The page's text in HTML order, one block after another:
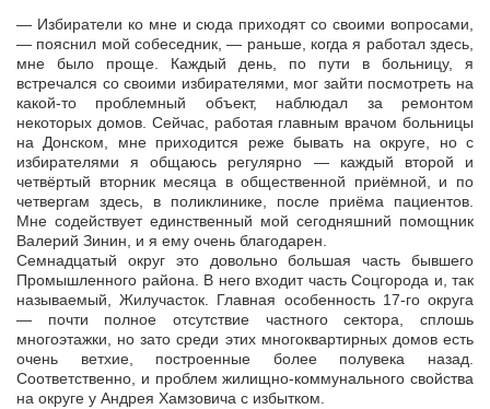
— Избиратели ко мне и сюда приходят со своими вопросами,
— пояснил мой собеседник, — раньше, когда я работал здесь,
мне было проще. Каждый день, по пути в больницу, я
встречался со своими избирателями, мог зайти посмотреть на
какой-то проблемный объект, наблюдал за ремонтом
некоторых домов. Сейчас, работая главным врачом больницы
на Донском, мне приходится реже бывать на округе, но с
избирателями я общаюсь регулярно — каждый второй и
четвёртый вторник месяца в общественной приёмной, и по
четвергам здесь, в поликлинике, после приёма пациентов.
Мне содействует единственный мой сегодняшний помощник
Валерий Зинин, и я ему очень благодарен.
Семнадцатый округ это довольно большая часть бывшего
Промышленного района. В него входит часть Соцгорода и, так
называемый, Жилучасток. Главная особенность 17-го округа
— почти полное отсутствие частного сектора, сплошь
многоэтажки, но зато среди этих многоквартирных домов есть
очень ветхие, построенные более полувека назад.
Соответственно, и проблем жилищно-коммунального свойства
на округе у Андрея Хамзовича с избытком.